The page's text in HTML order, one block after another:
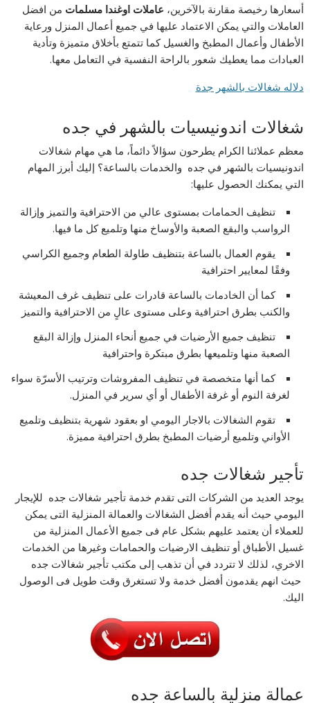
أسعارها رخيصة مقارنة بالآخرين، عاملات اوغندا مسلمات من افضل
العاملات والتي يمكن الاعتماد عليها في جميع أعمال المنزل ورعاية
الأطفال وأعمال المطبخ والغسيل كما تتمتع بأخلاق متميزة وتأدية
العبادات مما يعطيك شعور بالراحة النفسية في التعامل معها.
دلاله شغالات بالشهر جدة
شغالات اندونيسيات بالشهر في جده
معظم عملائنا الكرام يطرحون سؤالاً دائماً، ما هي مهام شغالات
اندونيسيات بالشهر في جده والخدمات بالساعة؟ إليك أبرز المهام
التي يمكنك الحصول عليها:
تنظيف الحمامات بمستوى عالي من الاحترافية والتميز وإزالة
الرواسب والبقع الصعبة والأوساخ منها وتلميع كل ما فيها.
يقوم العمال بالساعة بتنظيف طاولة الطعام وجميع الكراسي
وفقًا لمعايير احترافية
كما أن الخادمات بالساعة قادرات على تنظيف غرف المعيشة
والكنب بطرق احترافية وعلى مستوى عالٍ من الاحترافية والتميز
تنظيف جميع الأرضيات في جميع أنحاء المنزل وإزالة البقع
الصعبة منها وتلميعها بطرق مبتكرة واحترافية
كما أنها متخصصة في تنظيف المفروشات وترتيب الأسرّة سواء
لغرفة النوم أو غرفة الأطفال أو أي سرير في المنزل.
تقوم الشغالات بالاجار اليومي او بعقود شهرية بتنظيف وتلميع
الأواني وتلميع أرضيات المطبخ بطرق احترافية مميزة.
تأجير شغالات جده
يوجد العديد من الشركات التى تقدم خدمة تأجير شغالات جده للإيجار
اليومي حيث أنه يقدم أفضل الشغالات والعمالة المنزلية التى يمكن
للعملاء أن يعتمد عليهم بشكل عام فى جميع الأعمال المنزلية من
غسيل الأطباق أو تنظيف الارضيات والحمامات وغيرها من الخدمات
الاخري، لذلك لا تتردد في أن تذهب إلى مكتب تأجير شغالات جده
حيث انهم يقدمون أفضل خدمة ولا تستغرق وقت طويل فى الوصول
اليك.
عمالة منزلية بالساعة جده